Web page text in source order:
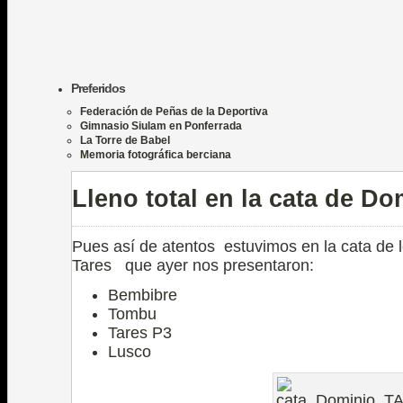
Lleno total en la cata de
Pues así de atentos estuvimos en la cata de
Tares que ayer nos presentaron:
Bembibre
Tombu
Tares P3
Lusco
Preferidos
Federación de Peñas de la Deportiva
Gimnasio Siulam en Ponferrada
La Torre de Babel
Memoria fotográfica berciana